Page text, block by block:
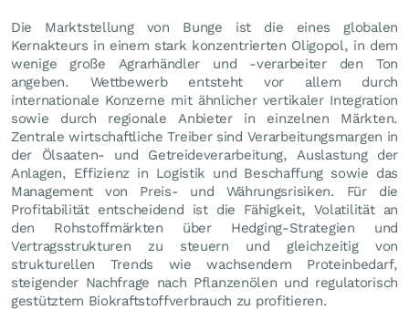
Die Marktstellung von Bunge ist die eines globalen
Kernakteurs in einem stark konzentrierten Oligopol, in dem
wenige große Agrarhändler und -verarbeiter den Ton
angeben. Wettbewerb entsteht vor allem durch
internationale Konzerne mit ähnlicher vertikaler Integration
sowie durch regionale Anbieter in einzelnen Märkten.
Zentrale wirtschaftliche Treiber sind Verarbeitungsmargen in
der Ölsaaten- und Getreideverarbeitung, Auslastung der
Anlagen, Effizienz in Logistik und Beschaffung sowie das
Management von Preis- und Währungsrisiken. Für die
Profitabilität entscheidend ist die Fähigkeit, Volatilität an
den Rohstoffmärkten über Hedging-Strategien und
Vertragsstrukturen zu steuern und gleichzeitig von
strukturellen Trends wie wachsendem Proteinbedarf,
steigender Nachfrage nach Pflanzenölen und regulatorisch
gestütztem Biokraftstoffverbrauch zu profitieren.